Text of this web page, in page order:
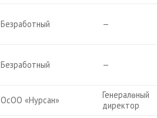
Безработный —
Безработный —
ОсОО «Нурсан»
Генералөный
директор